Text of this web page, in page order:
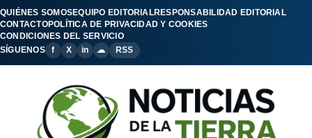
QUIÉNES SOMOSEQUIPO EDITORIALRESPONSABILIDAD EDITORIAL
CONTACTOPOLÍTICA DE PRIVACIDAD Y COOKIES
CONDICIONES DEL SERVICIO
SÍGUENOS
f X in ☁ RSS